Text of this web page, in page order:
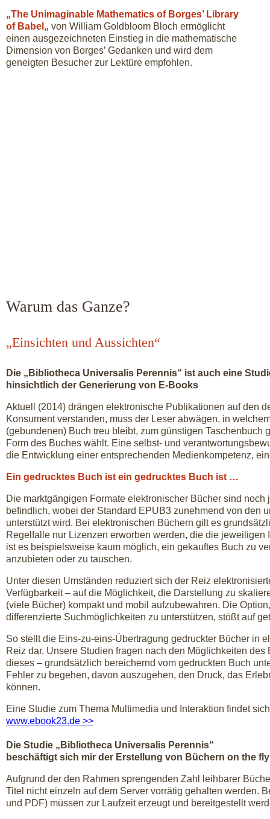
„The Unimaginable Mathematics of Borges’ Library
of Babel „ von William Goldbloom Bloch ermöglicht
einen ausgezeichneten Einstieg in die mathematische
Dimension von Borges’ Gedanken und wird dem
geneigten Besucher zur Lektüre empfohlen.
Warum das Ganze?
„Einsichten und Aussichten“
Die „Bibliotheca Universalis Perennis“ ist auch eine
hinsichtlich der Generierung von E-Books
Aktuell (2014) drängen elektronische Publikationen auf den
Konsument verstanden, muss der Leser abwägen, in
(gebundenen) Buch treu bleibt, zum günstigen Taschenbuch
Form des Buches wählt. Eine selbst- und
die Entwicklung einer entsprechenden Medienkompetenz,
Ein gedrucktes Buch ist ein gedrucktes Buch ist …
Die marktgängigen Formate elektronischer Bücher sind noch
befindlich, wobei der Standard EPUB3 zunehmend von den
unterstützt wird. Bei elektronischen Büchern gilt es
Regelfalle nur Lizenzen erworben werden, die die jeweiligen
ist es beispielsweise kaum möglich, ein gekauftes Buch zu
anzubieten oder zu tauschen.
Unter diesen Umständen reduziert sich der Reiz
Verfügbarkeit – auf die Möglichkeit, die Darstellung zu
(viele Bücher) kompakt und mobil aufzubewahren. Die
differenzierte Suchmöglichkeiten zu unterstützen, stößt auf
So stellt die Eins-zu-eins-Übertragung gedruckter Bücher in
Reiz dar. Unsere Studien fragen nach den Möglichkeiten
dieses – grundsätzlich bereichernd vom gedruckten Buch
Fehler zu begehen, davon auszugehen, den Druck, das
können.
Eine Studie zum Thema Multimedia und Interaktion findet
www.ebook23.de >>
Die Studie „Bibliotheca Universalis Perennis“
beschäftigt sich mir der Erstellung von Büchern on the fly
Aufgrund der den Rahmen sprengenden Zahl leihbarer
Titel nicht einzeln auf dem Server vorrätig gehalten werden.
und PDF) müssen zur Laufzeit erzeugt und bereitgestellt